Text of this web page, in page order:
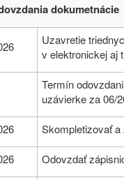
dokumetnácie
Uzavretie
v elektronickej aj
Termín
uzávierke za 06/
Skompletizovať a
Odovzdať